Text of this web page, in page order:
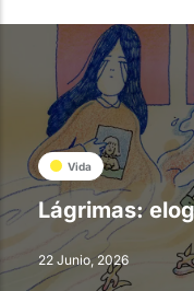
Vida
Lágrimas:
22 Junio, 2026